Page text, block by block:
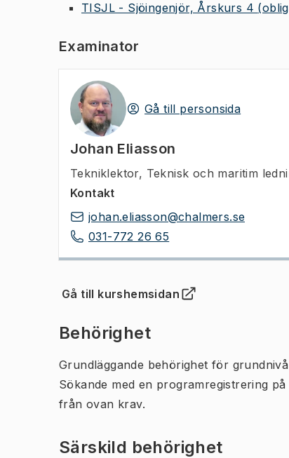
TISJL - Sjöingenjör, Årskurs 4
Examinator
Gå till personsida
Johan Eliasson
Tekniklektor, Teknisk och maritim
Kontakt
johan.eliasson@chalmers.se
031-772 26 65
Gå till kurshemsidan
(Öppnas i ny flik)
Behörighet
Grundläggande behörighet för grundnivå
Sökande med en programregistrering
från ovan krav.
Särskild behörighet